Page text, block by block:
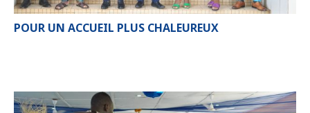
POUR UN ACCUEIL PLUS CHALEUREUX